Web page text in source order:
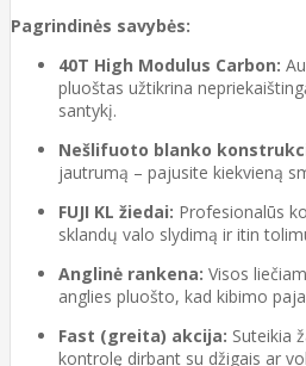
Pagrindinės savybės:
40T High Modulus Carbon:
pluoštas užtikrina
santykį.
Nešlifuoto blanko
jautrumą – pajusite kiekvieną
FUJI KL žiedai: Profesionalūs
sklandų valo slydimą ir itin
Anglinė rankena: Visos
anglies pluošto, kad kibimo
Fast (greita) akcija: Suteikia
kontrolę dirbant su džigais ar